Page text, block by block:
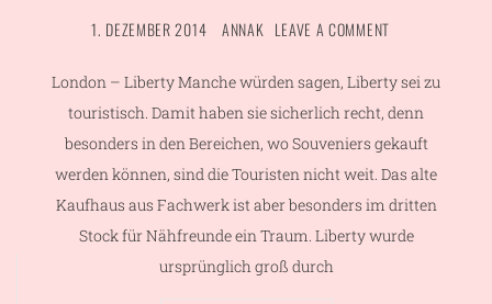
1. DEZEMBER 2014 ANNAK LEAVE A COMMENT
London – Liberty Manche würden sagen, Liberty sei zu
touristisch. Damit haben sie sicherlich recht, denn
besonders in den Bereichen, wo Souveniers gekauft
werden können, sind die Touristen nicht weit. Das alte
Kaufhaus aus Fachwerk ist aber besonders im dritten
Stock für Nähfreunde ein Traum. Liberty wurde
ursprünglich groß durch